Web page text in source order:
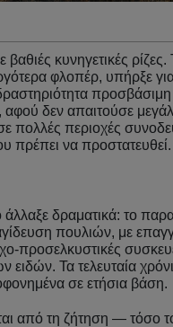
κυνηγετικές
φλοπέρ, υπήρξε
δεν απαιτούσε
περιοχές
πρέπει να προστατευθεί.
άλλαξε δραματικά: το
πουλιών, με
προσελκυστικές
ειδών. Τα τελευταία
σε ετήσια βάση.
από τη ζήτηση — τόσο